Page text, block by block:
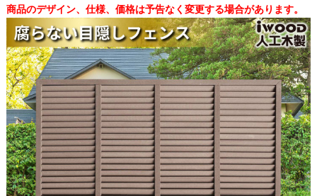
商品のデザイン、仕様、価格は予告なく変更する場合があります。